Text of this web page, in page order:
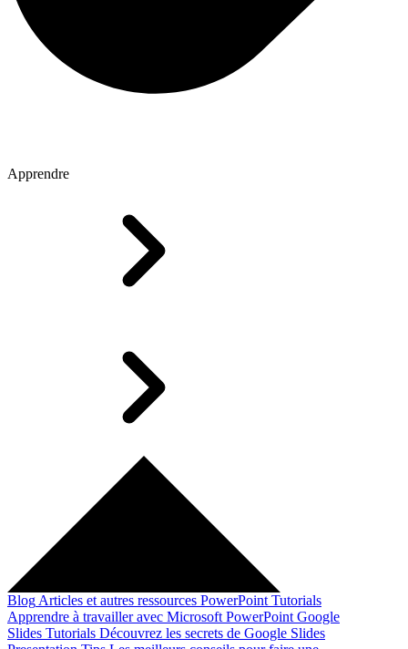
Apprendre
Blog Articles et autres ressources PowerPoint Tutorials
Apprendre à travailler avec Microsoft PowerPoint Google
Slides Tutorials Découvrez les secrets de Google Slides